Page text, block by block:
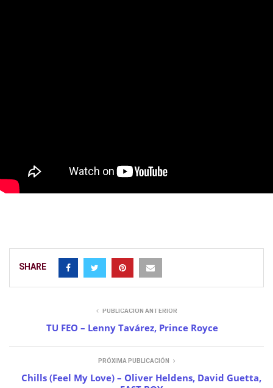
SHARE
PUBLICACIÓN ANTERIOR
TU FEO – Lenny Tavárez, Prince Royce
PRÓXIMA PUBLICACIÓN
Chills (Feel My Love) – Oliver Heldens, David Guetta,